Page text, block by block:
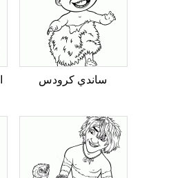
ساندي كرودس